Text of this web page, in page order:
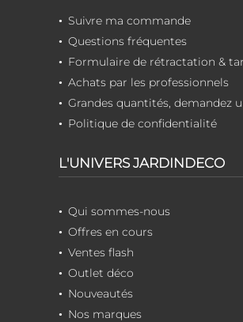
Suivre ma commande
Questions fréquentes
Formulaire de rétractation &
Achats par les professionnels
Grandes quantités, demandez
Politique de confidentialité
L'UNIVERS JARDINDECO
Qui sommes-nous
Offres en cours
Ventes flash
Outlet déco
Nouveautés
Nos marques